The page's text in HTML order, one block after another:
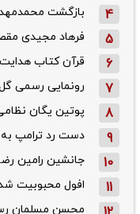
4 بازگشت
5 فرهاد مجیدی
6 قرآن کتاب
7 رونمایی رسمی
8 پوتین یگان
9 دست رد ترامپ به
10 جانشین رامین
11 افول محبوبیت
محسن مسلمان